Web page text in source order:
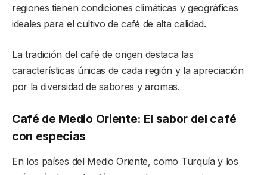
regiones tienen condiciones climáticas y geográficas
ideales para el cultivo de café de alta calidad.
La tradición del café de origen destaca las
características únicas de cada región y la apreciación
por la diversidad de sabores y aromas.
Café de Medio Oriente: El sabor del café
con especias
En los países del Medio Oriente, como Turquía y los